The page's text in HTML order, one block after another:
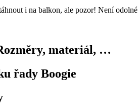
i na balkon, ale pozor! Není
materiál, …
řady Boogie